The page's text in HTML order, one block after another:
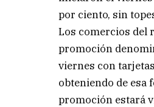
por ciento, sin
Los comercios del
promoción
viernes con
obteniendo de esa
promoción estará